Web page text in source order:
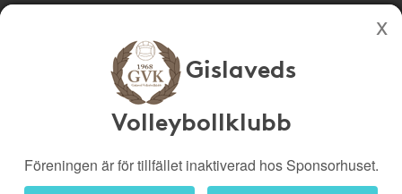
Köp genom denna sida stöttar Gislaveds Volleybollklubb
Bli medlem
Logga in
Gislaveds
Volleybollklubb
Föreningen är för tillfället inaktiverad hos Sponsorhuset.